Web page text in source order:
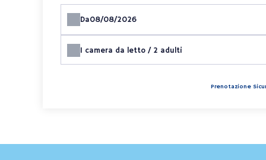
Da
1 camera da letto / 2 adulti
Prenotazione